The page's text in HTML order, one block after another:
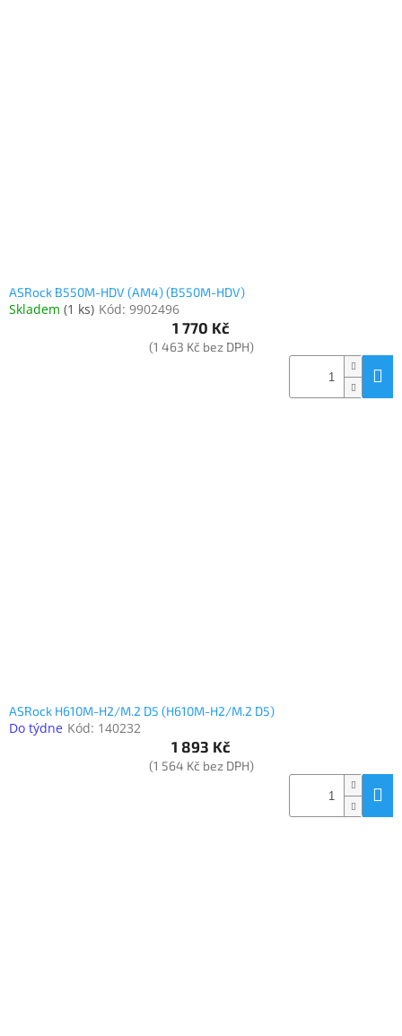
ASRock B550M-HDV (AM4) (B550M-HDV)
Skladem (1 ks) Kód: 9902496
1 770 Kč
(1 463 Kč bez DPH)
ASRock H610M-H2/M.2 D5 (H610M-H2/M.2 D5)
Do týdne Kód: 140232
1 893 Kč
(1 564 Kč bez DPH)